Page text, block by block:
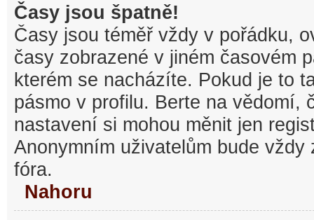
Časy jsou špatně!
Časy jsou téměř vždy v pořádku,
časy zobrazené v jiném časovém
kterém se nacházíte. Pokud je to
pásmo v profilu. Berte na vědomí,
nastavení si mohou měnit jen
Anonymním uživatelům bude
fóra.
Nahoru